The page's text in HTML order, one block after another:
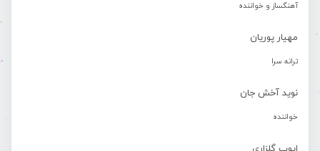
آهنگساز و خواننده
مهیار پوریان
ترانه سرا
نوید آخش جان
خواننده